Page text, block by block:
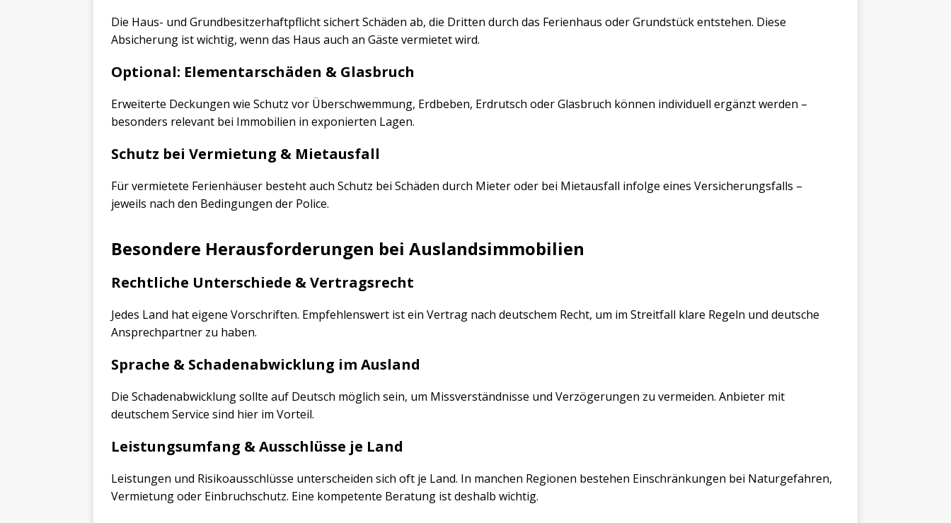
Die Haus- und Grundbesitzerhaftpflicht sichert Schäden ab, die Dritten durch das Ferienhaus oder Grundstück entstehen. Diese
Absicherung ist wichtig, wenn das Haus auch an Gäste vermietet wird.
Optional: Elementarschäden & Glasbruch
Erweiterte Deckungen wie Schutz vor Überschwemmung, Erdbeben, Erdrutsch oder Glasbruch können individuell ergänzt werden –
besonders relevant bei Immobilien in exponierten Lagen.
Schutz bei Vermietung & Mietausfall
Für vermietete Ferienhäuser besteht auch Schutz bei Schäden durch Mieter oder bei Mietausfall infolge eines Versicherungsfalls –
jeweils nach den Bedingungen der Police.
Besondere Herausforderungen bei Auslandsimmobilien
Rechtliche Unterschiede & Vertragsrecht
Jedes Land hat eigene Vorschriften. Empfehlenswert ist ein Vertrag nach deutschem Recht, um im Streitfall klare Regeln und deutsche
Ansprechpartner zu haben.
Sprache & Schadenabwicklung im Ausland
Die Schadenabwicklung sollte auf Deutsch möglich sein, um Missverständnisse und Verzögerungen zu vermeiden. Anbieter mit
deutschem Service sind hier im Vorteil.
Leistungsumfang & Ausschlüsse je Land
Leistungen und Risikoausschlüsse unterscheiden sich oft je Land. In manchen Regionen bestehen Einschränkungen bei Naturgefahren,
Vermietung oder Einbruchschutz. Eine kompetente Beratung ist deshalb wichtig.